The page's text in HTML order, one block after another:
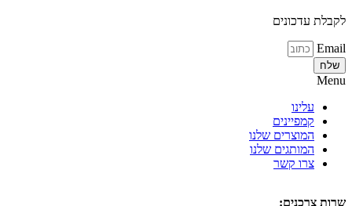
עדכונים
עלינו
קמפיינים
המוצרים שלנו
המותגים שלנו
צרו קשר